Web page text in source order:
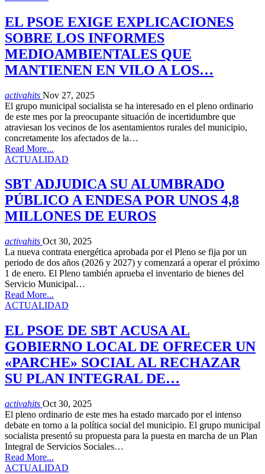
EL PSOE EXIGE EXPLICACIONES
SOBRE LOS INFORMES
MEDIOAMBIENTALES QUE
MANTIENEN EN VILO A LOS…
activahits Nov 27, 2025
El grupo municipal socialista se ha interesado en el pleno ordinario
de este mes por la preocupante situación de incertidumbre que
atraviesan los vecinos de los asentamientos rurales del municipio,
concretamente los afectados de la…
Read More...
ACTUALIDAD
SBT ADJUDICA SU ALUMBRADO
PÚBLICO A ENDESA POR UNOS 4,8
MILLONES DE EUROS
activahits Oct 30, 2025
La nueva contrata energética aprobada por el Pleno se fija por un
periodo de dos años (2026 y 2027) y comenzará a operar el próximo
1 de enero. El Pleno también aprueba el inventario de bienes del
Servicio Municipal…
Read More...
ACTUALIDAD
EL PSOE DE SBT ACUSA AL
GOBIERNO LOCAL DE OFRECER UN
«PARCHE» SOCIAL AL RECHAZAR
SU PLAN INTEGRAL DE…
activahits Oct 30, 2025
El pleno ordinario de este mes ha estado marcado por el intenso
debate en torno a la política social del municipio. El grupo municipal
socialista presentó su propuesta para la puesta en marcha de un Plan
Integral de Servicios Sociales…
Read More...
ACTUALIDAD